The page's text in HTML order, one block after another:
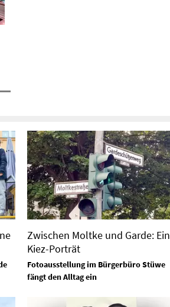
Zwischen Moltke und Garde: Ein
Kiez-Porträt
Fotoausstellung im Bürgerbüro Stüwe
fängt den Alltag ein